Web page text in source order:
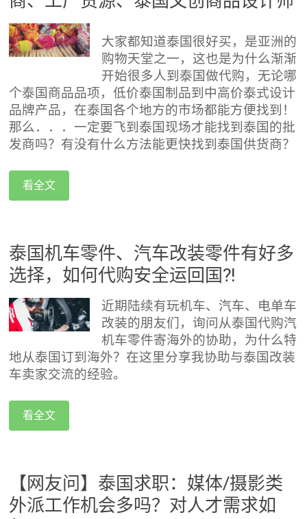
大家都知道泰国很好买，是亚洲的
购物天堂之一，这也是为什么渐渐
开始很多人到泰国做代购，无论哪
个泰国商品品项，低价泰国制品到中高价泰式设计
品牌产品，在泰国各个地方的市场都能方便找到！
那么．．．一定要飞到泰国现场才能找到泰国的批
发商吗？有没有什么方法能更快找到泰国供货商？
看全文
泰国机车零件、汽车改装零件有好多
选择，如何代购安全运回国?!
近期陆续有玩机车、汽车、电单车
改装的朋友们，询问从泰国代购汽
机车零件寄海外的协助，为什么特
地从泰国订到海外？在这里分享我协助与泰国改装
车卖家交流的经验。
看全文
【网友问】泰国求职：媒体/摄影类
外派工作机会多吗？对人才需求如